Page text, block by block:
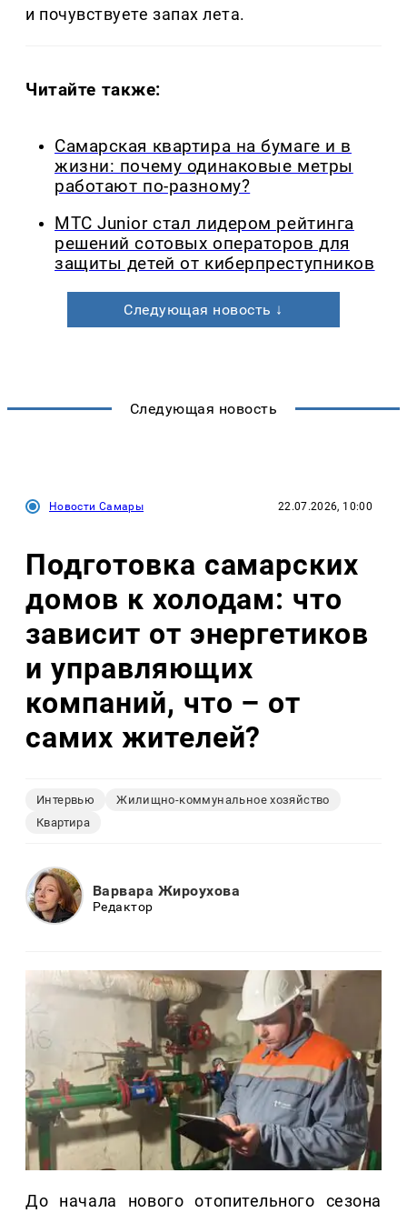
и почувствуете запах лета.
Читайте также:
Самарская квартира на бумаге и в
жизни: почему одинаковые метры
работают по-разному?
МТС Junior стал лидером рейтинга
решений сотовых операторов для
защиты детей от киберпреступников
Следующая новость ↓
Следующая новость
Новости Самары 22.07.2026, 10:00
Подготовка самарских
домов к холодам: что
зависит от энергетиков
и управляющих
компаний, что – от
самих жителей?
Интервью
Жилищно-коммунальное хозяйство
Квартира
Варвара Жироухова
Редактор
До начала нового отопительного сезона